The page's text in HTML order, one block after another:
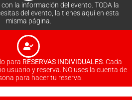
con la información del evento. TODA la
del evento, la tienes aquí en esta
misma página.
para RESERVAS INDIVIDUALES . Cada
usuario y reserva. NO uses la cuenta de
para hacer tu reserva.